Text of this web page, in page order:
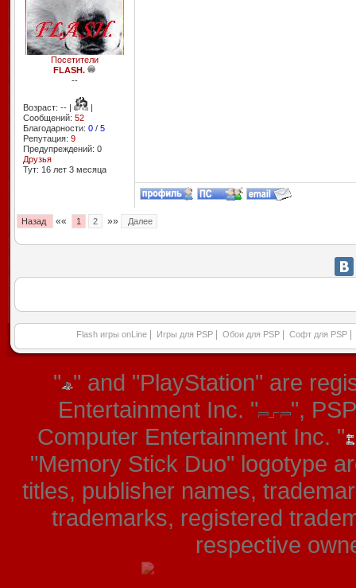
Посетители
FLASH.
--
Возраст: -- |
|
Сообщений: 52
Благодарности: 0/ 5
Репутация: 9
Предупреждений: 0
Друзья
Тут: 16 лет 3 месяцa
Назад «« 1 2 »» Далее
Flash игры onLine Игры для PSP Обои для PSP Софт для PSP
" " and "PlayStation" are
Entertainment Inc. "
",
Computer Entertainment Inc. "
"Memory Stick Duo" logotype
titles, publisher names,
trademarks, registered
respective